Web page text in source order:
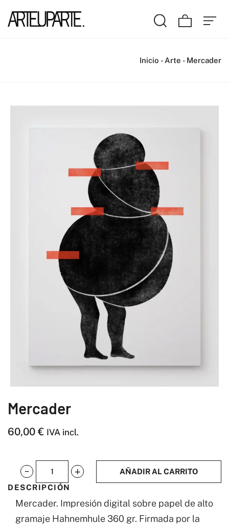
Inicio - Arte - Mercader
Mercader
60,00€ IVA incl.
Mercader
cantidad
AÑADIR AL CARRITO
DESCRIPCIÓN
Mercader. Impresión digital sobre papel de alto
gramaje Hahnemhule 360 gr. Firmada por la